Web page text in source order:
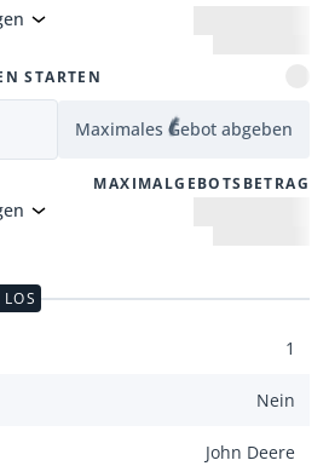
STARTEN
Maximales Gebot abgeben
MAXIMALGEBOTSBETRAG
1
Nein
John Deere